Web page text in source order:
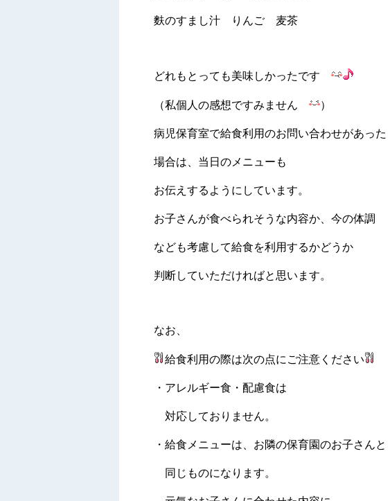
麩のすまし汁 りんご 麦茶
どれもとっても美味しかったです
（私個人の感想ですみません ）
病児保育室で給食利用のお問い合わせがあった
場合は、当日のメニューも
お伝えするようにしています。
お子さんが食べられそうな内容か、今の体調
なども考慮して給食を利用するかどうか
判断していただければと思います。
なお、
給食利用の際は次の点にご注意ください
・アレルギー食・配慮食は
対応しておりません。
・給食メニューは、お隣の保育園のお子さんと
同じものになります。